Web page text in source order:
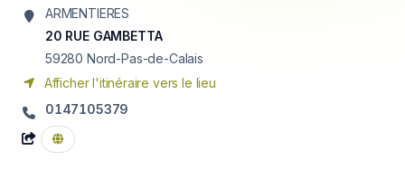
ARMENTIERES
20 RUE GAMBETTA
59280 Nord-Pas-de-Calais
Afficher l'itinéraire vers le lieu
0147105379